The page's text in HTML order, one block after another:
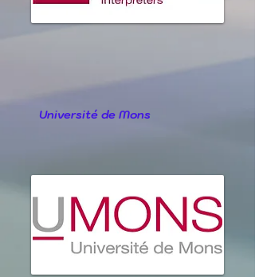
Université de Mons